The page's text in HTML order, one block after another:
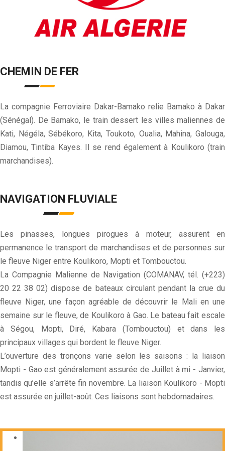
CHEMIN DE FER
La compagnie Ferroviaire Dakar-Bamako relie Bamako à Dakar
(Sénégal). De Bamako, le train dessert les villes maliennes de
Kati, Négéla, Sébékoro, Kita, Toukoto, Oualia, Mahina, Galouga,
Diamou, Tintiba Kayes. Il se rend également à Koulikoro (train
marchandises).
NAVIGATION FLUVIALE
Les pinasses, longues pirogues à moteur, assurent en
permanence le transport de marchandises et de personnes sur
le fleuve Niger entre Koulikoro, Mopti et Tombouctou.
La Compagnie Malienne de Navigation (COMANAV, tél. (+223)
20 22 38 02) dispose de bateaux circulant pendant la crue du
fleuve Niger, une façon agréable de découvrir le Mali en une
semaine sur le fleuve, de Koulikoro à Gao. Le bateau fait escale
à Ségou, Mopti, Diré, Kabara (Tombouctou) et dans les
principaux villages qui bordent le fleuve Niger.
L’ouverture des tronçons varie selon les saisons : la liaison
Mopti - Gao est généralement assurée de Juillet à mi - Janvier,
tandis qu’elle s’arrête fin novembre. La liaison Koulikoro - Mopti
est assurée en juillet-août. Ces liaisons sont hebdomadaires.